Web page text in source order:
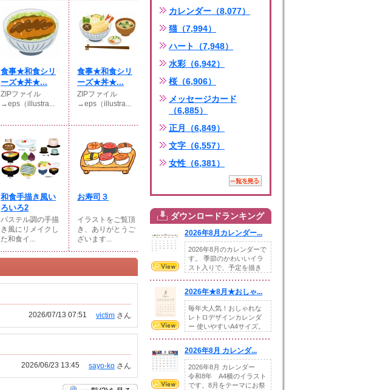
食事★和食シリ
ーズ★丼★...
ZIPファイル
→eps（illustra...
食事★和食シリ
ーズ★丼★...
ZIPファイル
→eps（illustra...
和食手描き風い
ろいろ2
パステル調の手描
き風にリメイクし
た和食イ...
お寿司３
イラストをご覧頂
き、ありがとうご
ざいます...
victim さん
2026/07/13 07:51
sayo-ko さん
2026/06/23 13:45
カレンダー（8,077）
猫（7,994）
ハート（7,948）
水彩（6,942）
桜（6,906）
メッセージカード
（6,885）
正月（6,849）
文字（6,557）
女性（6,381）
ダウンロードランキング
2026年8月カレンダー...
2026年8月のカレンダーで
す。 季節のかわいいイラ
スト入りで、予定を描き
2026年★8月★おしゃ...
毎年大人気！おしゃれな
レトロデザインカレンダ
ー 使いやすいA4サイズ。
2026年8月 カレンダ...
2026年8月 カレンダー
令和8年 A4横のイラスト
です。8月をテーマにお祭